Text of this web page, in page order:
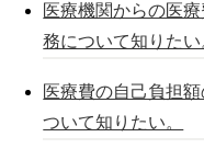
医療機関からの医
務について知りたい
医療費の自己負担
ついて知りたい。